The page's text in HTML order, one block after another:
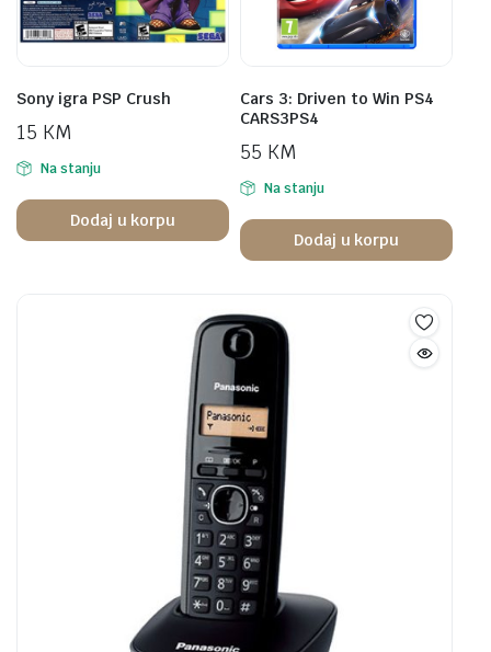
Sony igra PSP Crush
15 KM
Na stanju
Dodaj u korpu
Cars 3: Driven to Win PS4
CARS3PS4
55 KM
Na stanju
Dodaj u korpu